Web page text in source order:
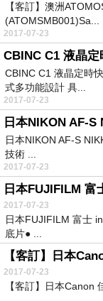
【客訂】澳洲
(ATOMSMB001)Sa...
2017-07-23
CBINC C1 液晶
CBINC C1 液晶定時
式多功能設計 具...
2017-07-23
日本NIKON AF-
日本NIKON AF-S
技術 ...
2017-07-23
2017-07-23
日本FUJIFILM 富士
底片● ...
2017-07-23
【客訂】日本Canon